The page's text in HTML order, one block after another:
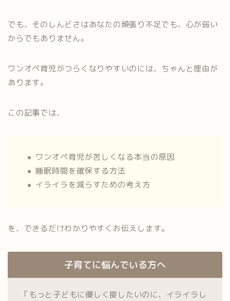
でも、そのしんどさはあなたの頑張り不足でも、心が弱い
からでもありません。
ワンオペ育児がつらくなりやすいのには、ちゃんと理由が
あります。
この記事では、
ワンオペ育児が苦しくなる本当の原因
睡眠時間を確保する方法
イライラを減らすための考え方
を、できるだけわかりやすくお伝えします。
子育てに悩んでいる方へ
「もっと子どもに優しく接したいのに、イライラし